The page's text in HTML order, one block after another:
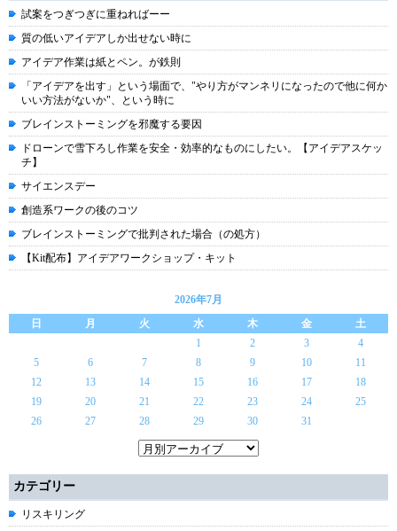
試案をつぎつぎに重ねればーー
質の低いアイデアしか出せない時に
アイデア作業は紙とペン。が鉄則
「アイデアを出す」という場面で、"やり方がマンネリになったので他に何か
いい方法がないか"、という時に
ブレインストーミングを邪魔する要因
ドローンで雪下ろし作業を安全・効率的なものにしたい。【アイデアスケッ
チ】
サイエンスデー
創造系ワークの後のコツ
ブレインストーミングで批判された場合（の処方）
【Kit配布】アイデアワークショップ・キット
2026年7月
日
月 火 水 木 金
土
1
2 3
4
5
6 7 8 9 10
11
12
13 14 15 16 17
18
19
20 21 22 23 24
25
26
27 28 29 30 31
カテゴリー
リスキリング